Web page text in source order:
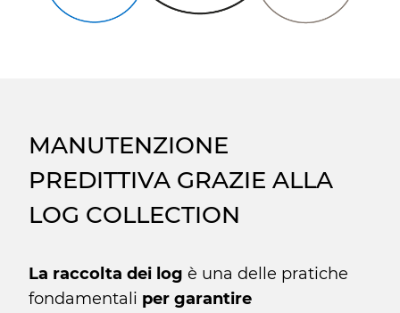
MANUTENZIONE
PREDITTIVA GRAZIE ALLA
LOG COLLECTION
La raccolta dei log è una delle pratiche
fondamentali per garantire